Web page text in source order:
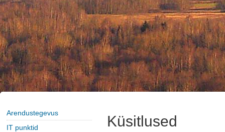
Arendustegevus
IT punktid
Küsitlused